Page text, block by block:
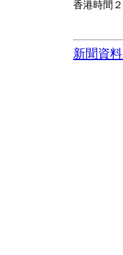
香港時間
新聞資